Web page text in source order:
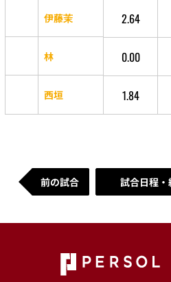
伊藤茉 2.64
林 0.00
西垣 1.84
前の試合 試合日程・